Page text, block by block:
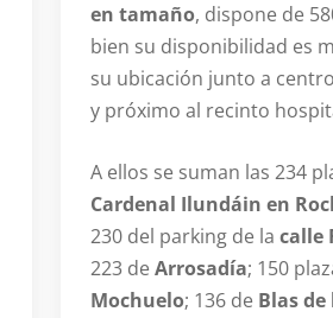
en tamaño, dispone de
bien su disponibilidad es
su ubicación junto a
y próximo al recinto
A ellos se suman las 234
Cardenal Ilundáin en
230 del parking de la calle
223 de Arrosadía; 150
Mochuelo; 136 de Blas de